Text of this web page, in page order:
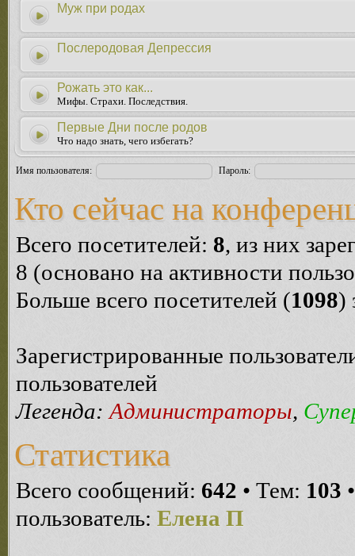
Муж при родах
Послеродовая Депрессия
Рожать это как...
Мифы. Страхи. Последствия.
Первые Дни после родов
Что надо знать, чего избегать?
Имя пользователя: Пароль:
Кто сейчас на
Всего посетителей: 8, из них
8 (основано на активности
Больше всего посетителей (1098)
Зарегистрированные
пользователей
Легенда: Администраторы,
Статистика
Всего сообщений: 642 • Тем: 103
пользователь: Елена П